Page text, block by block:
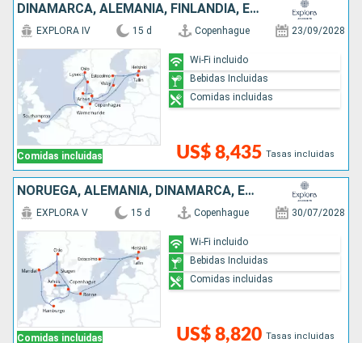
DINAMARCA, ALEMANIA, FINLANDIA, ESTONIA, SUECIA, NORUEGA, REINO UNIDO
Comidas incluidas
EXPLORA IV 15 d Copenhague 23/09/2028
US$ 8,435 Tasas incluidas
Wi-Fi incluido
Bebidas Incluidas
Comidas incluidas
NORUEGA, ALEMANIA, DINAMARCA, ESTONIA, FINLANDIA, SUECIA
Comidas incluidas
EXPLORA V 15 d Copenhague 30/07/2028
US$ 8,820 Tasas incluidas
Wi-Fi incluido
Bebidas Incluidas
Comidas incluidas